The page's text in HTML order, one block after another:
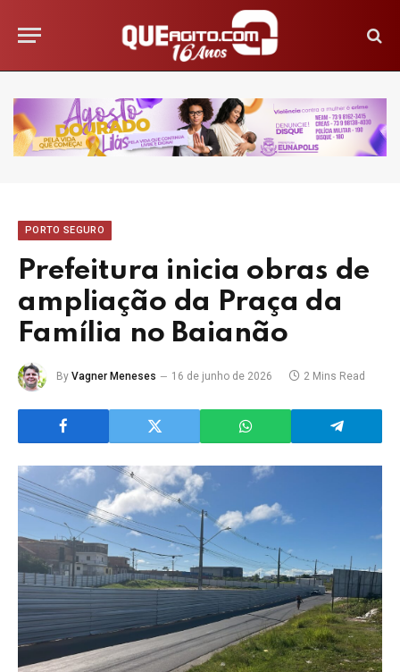
PORTO SEGURO
Prefeitura inicia obras de
ampliação da Praça da
Família no Baianão
By Vagner Meneses 16 de junho de 2026 2 Mins Read